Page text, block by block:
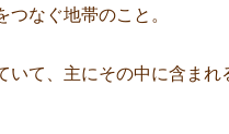
なぐ地帯のこと。
て、主にその中に含まれ